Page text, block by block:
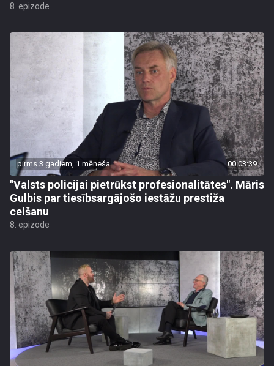
8. epizode
pirms 3 gadiem, 1 mēneša 00:03:39
"Valsts policijai pietrūkst profesionalitātes". Māris
Gulbis par tiesībsargājošo iestāžu prestiža
celšanu
8. epizode